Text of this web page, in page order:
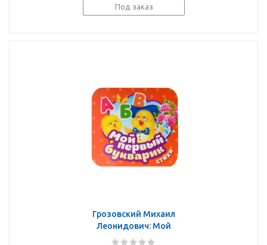
Под заказ
Грозовский Михаил
Леонидович: Мой
первый букварик. Стихи